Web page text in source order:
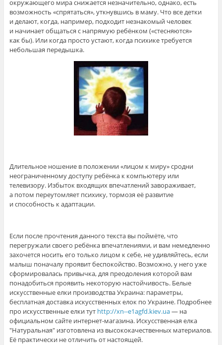
окружающего мира снижается незначительно, однако, есть
возможность «спрятаться», уткнувшись в маму. Что все детки
и делают, когда, например, подходит незнакомый человек
и начинает общаться с напрямую ребёнком («стесняются»
как бы). Или когда просто устают, когда психике требуется
небольшая передышка.
Длительное ношение в положении «лицом к миру» сродни
неограниченному доступу ребёнка к компьютеру или
телевизору. Избыток входящих впечатлений завораживает,
а потом переутомляет психику, тормозя её развитие
и способность к адаптации.
Если после прочтения данного текста вы поймёте, что
перегружали своего ребёнка впечатлениями, и вам немедленно
захочется носить его только лицом к себе, не удивляйтесь, если
малыш поначалу проявит беспокойство. Возможно, у него уже
сформировалась привычка, для преодоления которой вам
понадобиться проявить некоторую настойчивость. Белые
искусственные елки производства Украина: параметры,
бесплатная доставка искусственных елок по Украине. Подробнее
про искусственные елки тут http://xn--e1agfd.kiev.ua— на
официальном сайте интернет-магазина. Искусственная елка
"Натуральная" изготовлена из высококачественных материалов.
Её практически не отличить от настоящей.